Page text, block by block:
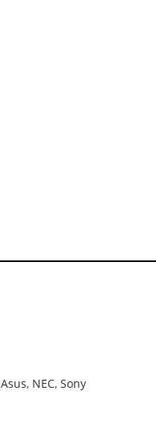
Asus, NEC, Sony